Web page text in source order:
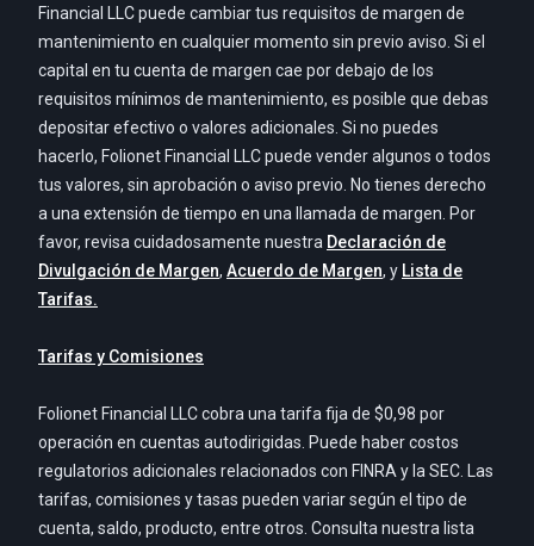
Financial LLC puede cambiar tus requisitos de margen de
mantenimiento en cualquier momento sin previo aviso. Si el
capital en tu cuenta de margen cae por debajo de los
requisitos mínimos de mantenimiento, es posible que debas
depositar efectivo o valores adicionales. Si no puedes
hacerlo, Folionet Financial LLC puede vender algunos o todos
tus valores, sin aprobación o aviso previo. No tienes derecho
a una extensión de tiempo en una llamada de margen. Por
favor, revisa cuidadosamente nuestra Declaración de
Divulgación de Margen, Acuerdo de Margen, y Lista de
Tarifas.
Tarifas y Comisiones
Folionet Financial LLC cobra una tarifa fija de $0,98 por
operación en cuentas autodirigidas. Puede haber costos
regulatorios adicionales relacionados con FINRA y la SEC. Las
tarifas, comisiones y tasas pueden variar según el tipo de
cuenta, saldo, producto, entre otros. Consulta nuestra lista